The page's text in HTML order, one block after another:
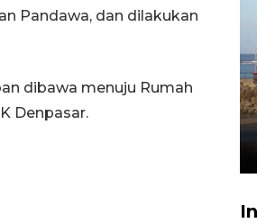
Pandawa, dan dilakukan
dibawa menuju Rumah
Denpasar.
LH, KKP, dan Gubernur
ribuan bibit